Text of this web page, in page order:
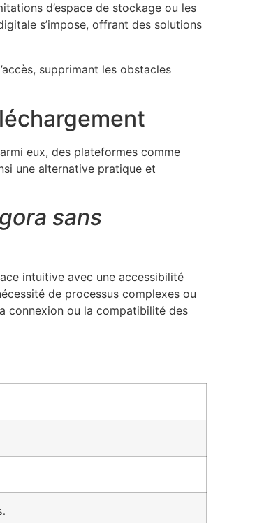
d’espace de stockage ou les
s’impose, offrant des solutions
supprimant les obstacles
eux, des plateformes comme
une alternative pratique et
sans
intuitive avec une accessibilité
de processus complexes ou
connexion ou la compatibilité des